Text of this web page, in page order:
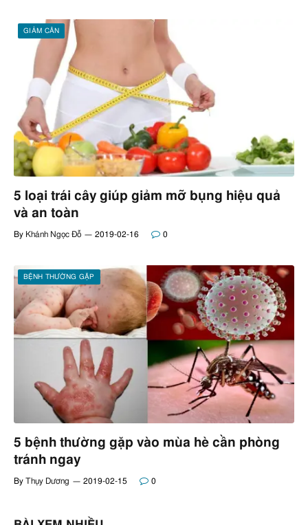
GIẢM CÂN
5 loại trái cây giúp giảm mỡ bụng hiệu quả
và an toàn
By Khánh Ngọc Đỗ 2019-02-16 0
BỆNH THƯỜNG GẶP
5 bệnh thường gặp vào mùa hè cần phòng
tránh ngay
By Thụy Dương 2019-02-15 0